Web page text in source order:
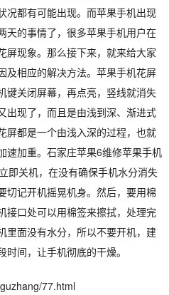
况都有可能出现。而苹果手机出现
天的事情了，很多苹果手机用户在
屏现象。那么接下来，就来给大家
及相应的解决方法。苹果手机花屏
键关闭屏幕，再点亮，竖线就消失
出现了，而且是由浅到深、渐进式
屏都是一个由浅入深的过程，也就
速加重。石家庄苹果6维修苹果手机
即关机，在没有确保手机水分消失
切记开机摇晃机身。然后，要用棉
接口处可以用棉签来擦拭，处理完
里面没有水分，所以不要开机，建
间，让手机彻底的干燥。
77.html